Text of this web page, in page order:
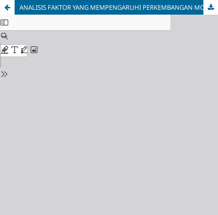
ANALISIS FAKTOR YANG MEMPENGARUHI PERKEMBANGAN MOTORIK HALUS PADA ANAK USIA PRASEKOLAH DI TK RA DIPONEGORO DESA NGAJUM KABUPATEN MALANG